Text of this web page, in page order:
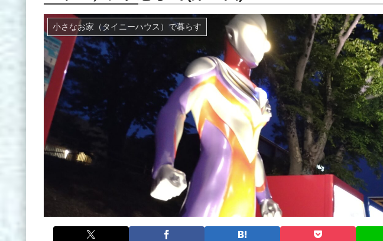
小さなお家（タイニーハウス）で暮らす